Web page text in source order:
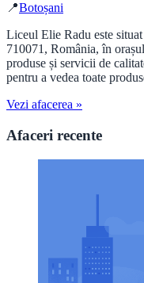
📍Botoșani
Liceul Elie Radu este
710071, România, în
produse și servicii de
pentru a vedea toate
Vezi afacerea »
Afaceri recente